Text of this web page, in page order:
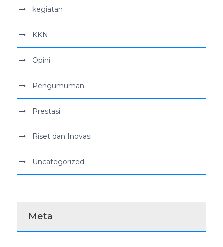
kegiatan
KKN
Opini
Pengumuman
Prestasi
Riset dan Inovasi
Uncategorized
Meta